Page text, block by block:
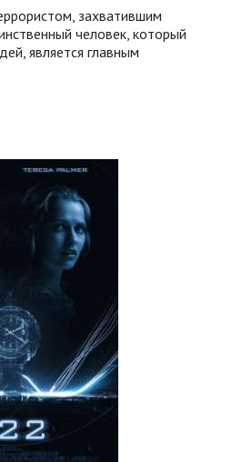
захватившим
человек, который
является главным